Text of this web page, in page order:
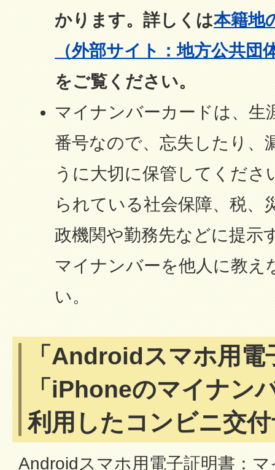
かります。詳しくは本籍地
（外部サイト：地方公共
をご覧ください。
マイナンバーカードは、生
番号なので、忘失したり、
うに大切に保管してくださ
られている社会保障、税、
政機関や勤務先などに提示
マイナンバーを他人に教
い。
「Androidスマホ用電
「iPhoneのマイナン
利用したコンビニ交
Androidスマホ用電子証明書：